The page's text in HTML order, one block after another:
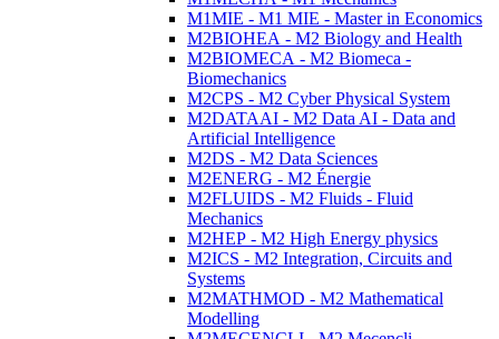
M1MIE - M1 MIE - Master in Economics
M2BIOHEA - M2 Biology and Health
M2BIOMECA - M2 Biomeca -
Biomechanics
M2CPS - M2 Cyber Physical System
M2DATAAI - M2 Data AI - Data and
Artificial Intelligence
M2DS - M2 Data Sciences
M2ENERG - M2 Énergie
M2FLUIDS - M2 Fluids - Fluid
Mechanics
M2HEP - M2 High Energy physics
M2ICS - M2 Integration, Circuits and
Systems
M2MATHMOD - M2 Mathematical
Modelling